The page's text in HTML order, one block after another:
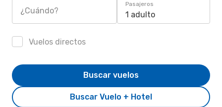
¿Cuándo?
Pasajeros
1 adulto
Vuelos directos
Buscar Vuelo + Hotel
Buscar vuelos